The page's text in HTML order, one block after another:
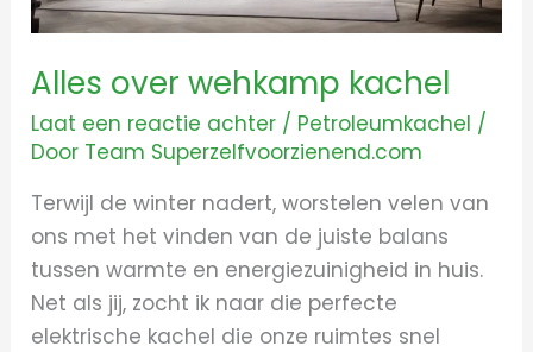
Alles over wehkamp kachel
Laat een reactie achter / Petroleumkachel /
Door Team Superzelfvoorzienend.com
Terwijl de winter nadert, worstelen velen van
ons met het vinden van de juiste balans
tussen warmte en energiezuinigheid in huis.
Net als jij, zocht ik naar die perfecte
elektrische kachel die onze ruimtes snel